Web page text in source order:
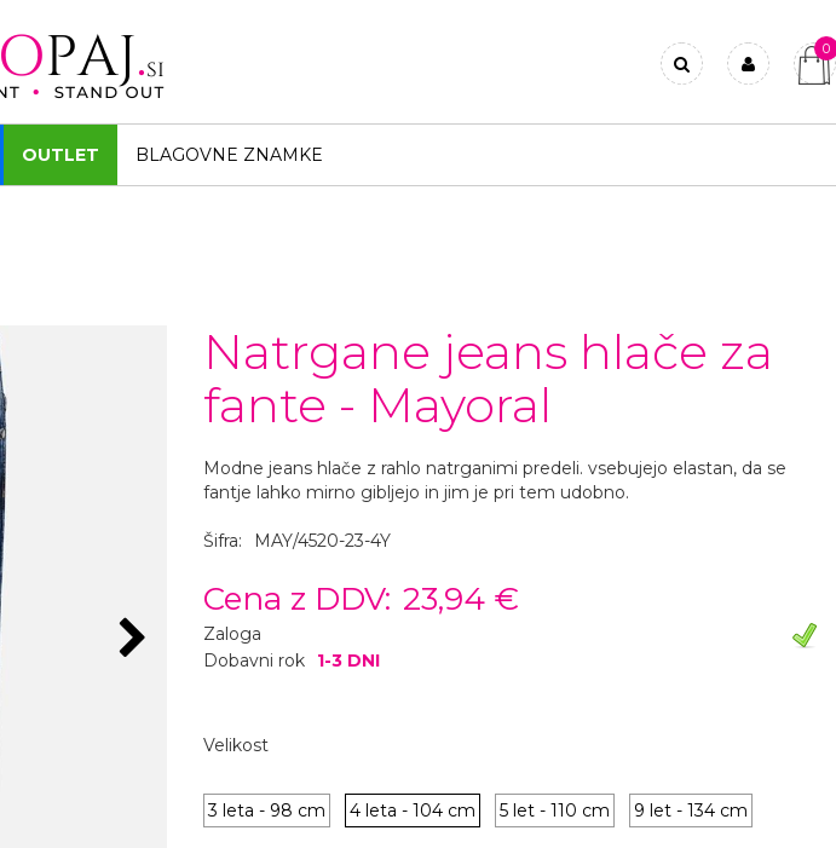
0
OUTLET BLAGOVNE ZNAMKE
Natrgane jeans hlače za
fante - Mayoral
Modne jeans hlače z rahlo natrganimi predeli. vsebujejo elastan, da se
fantje lahko mirno gibljejo in jim je pri tem udobno.
Šifra: MAY/4520-23-4Y
Cena z DDV: 23,94 €
Zaloga
Dobavni rok
1-3 DNI
Velikost
3 leta - 98 cm 4 leta - 104 cm 5 let - 110 cm 9 let - 134 cm